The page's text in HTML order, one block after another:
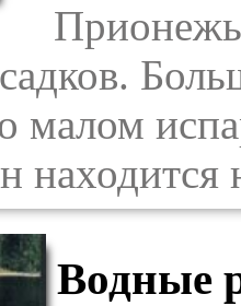
малом
находится
Водные